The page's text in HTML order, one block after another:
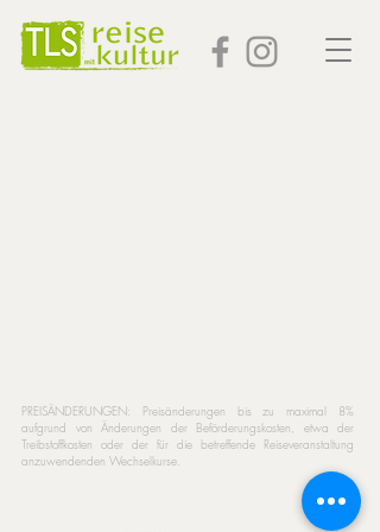
PREISÄNDERUNGEN: Preisänderungen bis zu maximal 8%
aufgrund von Änderungen der Beförderungskosten, etwa der
Treibstoffkosten oder der für die betreffende Reiseveranstaltung
anzuwendenden Wechselkurse.